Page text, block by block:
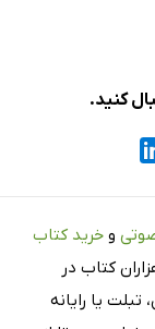
کنید.
و خرید کتاب
کتاب در
یا رایانه